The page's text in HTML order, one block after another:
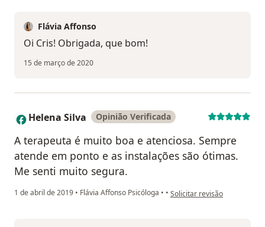
Flávia Affonso
Oi Cris! Obrigada, que bom!
15 de março de 2020
H Helena Silva Opinião Verificada
A terapeuta é muito boa e atenciosa. Sempre
atende em ponto e as instalações são ótimas.
Me senti muito segura.
1 de abril de 2019 • Flávia Affonso Psicóloga • • na opinião do utilizador
Solicitar revisão